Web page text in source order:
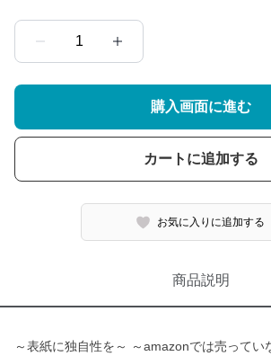
1
購入画面に進む
カートに追加する
お気に入りに追加する
商品説明
～表紙に独自性を～ ～amazonでは売ってい